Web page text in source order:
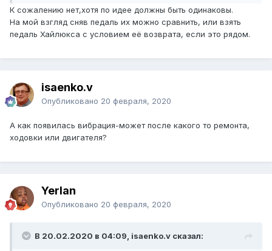
К сожалению нет,хотя по идее должны быть одинаковы.
На мой взгляд сняв педаль их можно сравнить, или взять
педаль Хайлюкса с условием её возврата, если это рядом.
isaenko.v
Опубликовано 20 февраля, 2020
А как появилась вибрация-может после какого то ремонта,
ходовки или двигателя?
Yerlan
Опубликовано 20 февраля, 2020
В 20.02.2020 в 04:09, isaenko.v сказал: